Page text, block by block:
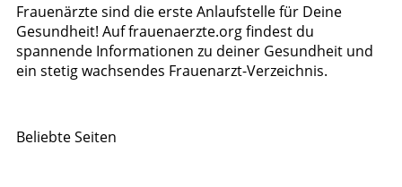
Frauenärzte sind die erste Anlaufstelle für Deine
Gesundheit! Auf frauenaerzte.org findest du
spannende Informationen zu deiner Gesundheit und
ein stetig wachsendes Frauenarzt-Verzeichnis.
Beliebte Seiten